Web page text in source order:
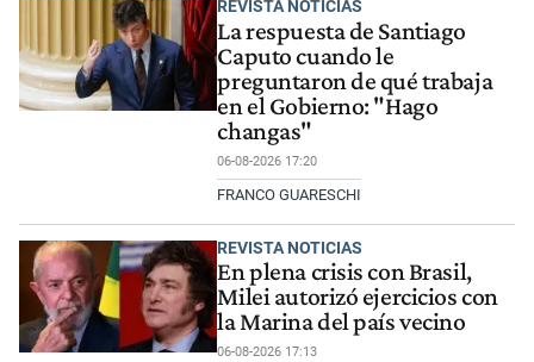
REVISTA NOTICIAS
La respuesta de Santiago
Caputo cuando le
preguntaron de qué trabaja
en el Gobierno: "Hago
changas"
06-08-2026 17:20
FRANCO GUARESCHI
REVISTA NOTICIAS
En plena crisis con Brasil,
Milei autorizó ejercicios con
la Marina del país vecino
06-08-2026 17:13